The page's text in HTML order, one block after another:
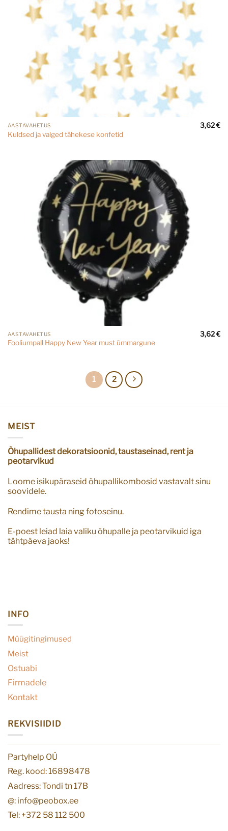
AASTAVAHETUS
Kuldsed ja valged tähekese konfetid
3,62€
AASTAVAHETUS
Fooliumpall Happy New Year must ümmargune
3,62€
1 2
MEIST
Õhupallidest dekoratsioonid, taustaseinad, rent ja
peotarvikud
Loome isikupäraseid õhupallikombosid vastavalt sinu
soovidele.
Rendime tausta ning fotoseinu.
E-poest leiad laia valiku õhupalle ja peotarvikuid iga
tähtpäeva jaoks!
INFO
Müügitingimused
Meist
Ostuabi
Firmadele
Kontakt
REKVISIIDID
Partyhelp OÜ
Reg. kood: 16898478
Aadress: Tondi tn 17B
@: info@peobox.ee
Tel: +372 58 112 500